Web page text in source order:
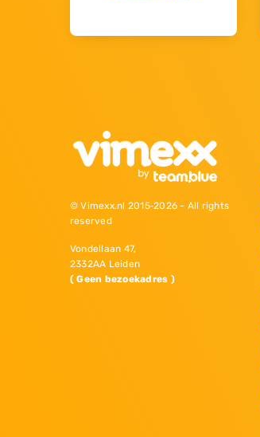
© Vimexx.nl 2015‐2026 - All rights
reserved
Vondellaan 47,
2332AA Leiden
( Geen bezoekadres )